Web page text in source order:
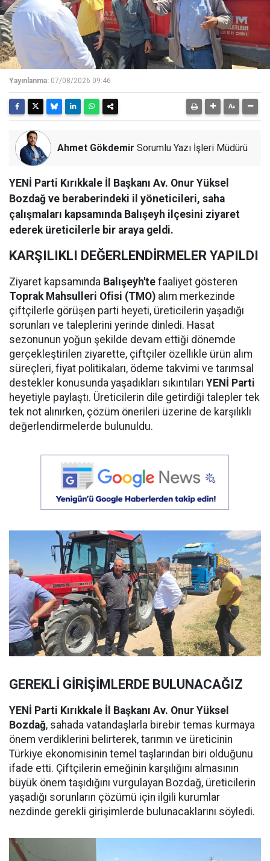
Yayınlanma: 07/08/2026 09:46
Ahmet Gökdemir Sorumlu Yazı İşleri Müdürü
YENİ Parti Kırıkkale İl Başkanı Av. Onur Yüksel
Bozdağ ve beraberindeki il yöneticileri, saha
çalışmaları kapsamında Balışeyh ilçesini ziyaret
ederek üreticilerle bir araya geldi.
KARŞILIKLI DEĞERLENDİRMELER YAPILDI
Ziyaret kapsamında Balışeyh'te faaliyet gösteren
Toprak Mahsulleri Ofisi (TMO) alım merkezinde
çiftçilerle görüşen parti heyeti, üreticilerin yaşadığı
sorunları ve taleplerini yerinde dinledi. Hasat
sezonunun yoğun şekilde devam ettiği dönemde
gerçekleştirilen ziyarette, çiftçiler özellikle ürün alım
süreçleri, fiyat politikaları, ödeme takvimi ve tarımsal
destekler konusunda yaşadıkları sıkıntıları YENİ Parti
heyetiyle paylaştı. Üreticilerin dile getirdiği talepler tek
tek not alınırken, çözüm önerileri üzerine de karşılıklı
değerlendirmelerde bulunuldu.
GEREKLİ GİRİŞİMLERDE BULUNACAĞIZ
YENİ Parti Kırıkkale İl Başkanı Av. Onur Yüksel
Bozdağ, sahada vatandaşlarla birebir temas kurmaya
önem verdiklerini belirterek, tarımın ve üreticinin
Türkiye ekonomisinin temel taşlarından biri olduğunu
ifade etti. Çiftçilerin emeğinin karşılığını almasının
büyük önem taşıdığını vurgulayan Bozdağ, üreticilerin
yaşadığı sorunların çözümü için ilgili kurumlar
nezdinde gerekli girişimlerde bulunacaklarını söyledi.